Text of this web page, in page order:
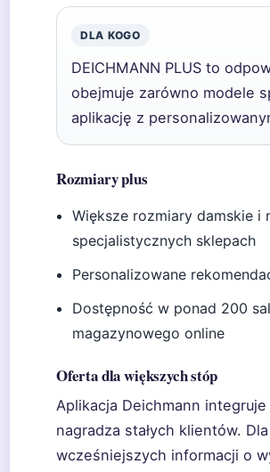
DLA KOGO
DEICHMANN PLUS to
obejmuje zarówno modele
aplikację z
Rozmiary plus
Większe rozmiary damskie i
specjalistycznych sklepach
Personalizowane
Dostępność w ponad 200
magazynowego online
Oferta dla większych stóp
Aplikacja Deichmann
nagradza stałych klientów.
wcześniejszych informacji o